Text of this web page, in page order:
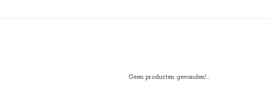
Geen producten gevonden!...